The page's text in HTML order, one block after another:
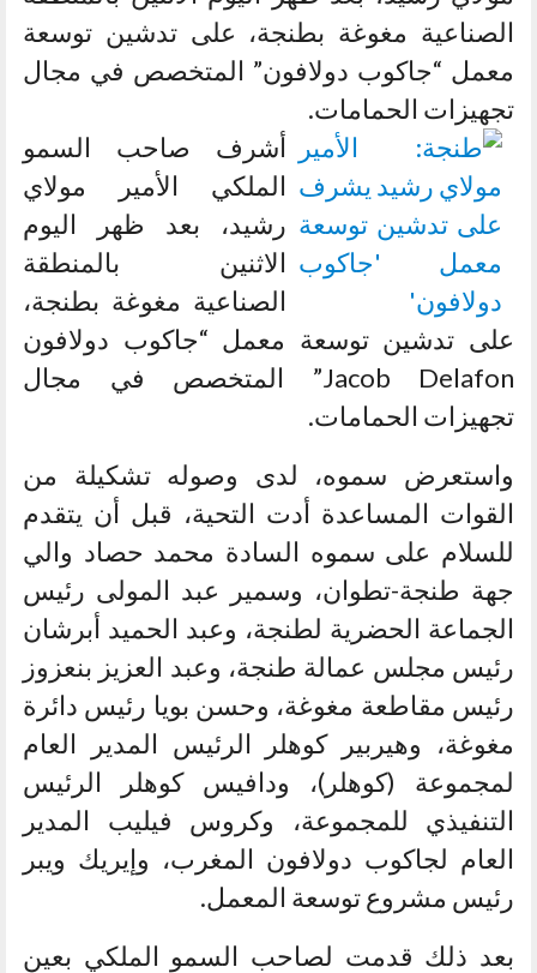
الصناعية مغوغة بطنجة، على تدشين توسعة
معمل “جاكوب دولافون” المتخصص في مجال
تجهيزات الحمامات.
أشرف صاحب السمو
الملكي الأمير مولاي
رشيد، بعد ظهر اليوم
الاثنين بالمنطقة
الصناعية مغوغة بطنجة،
على تدشين توسعة معمل “جاكوب دولافون
Jacob Delafon” المتخصص في مجال
تجهيزات الحمامات.
واستعرض سموه، لدى وصوله تشكيلة من
القوات المساعدة أدت التحية، قبل أن يتقدم
للسلام على سموه السادة محمد حصاد والي
جهة طنجة-تطوان، وسمير عبد المولى رئيس
الجماعة الحضرية لطنجة، وعبد الحميد أبرشان
رئيس مجلس عمالة طنجة، وعبد العزيز بنعزوز
رئيس مقاطعة مغوغة، وحسن بويا رئيس دائرة
مغوغة، وهيربير كوهلر الرئيس المدير العام
لمجموعة (كوهلر)، ودافيس كوهلر الرئيس
التنفيذي للمجموعة، وكروس فيليب المدير
العام لجاكوب دولافون المغرب، وإيريك ويبر
رئيس مشروع توسعة المعمل.
بعد ذلك قدمت لصاحب السمو الملكي بعين